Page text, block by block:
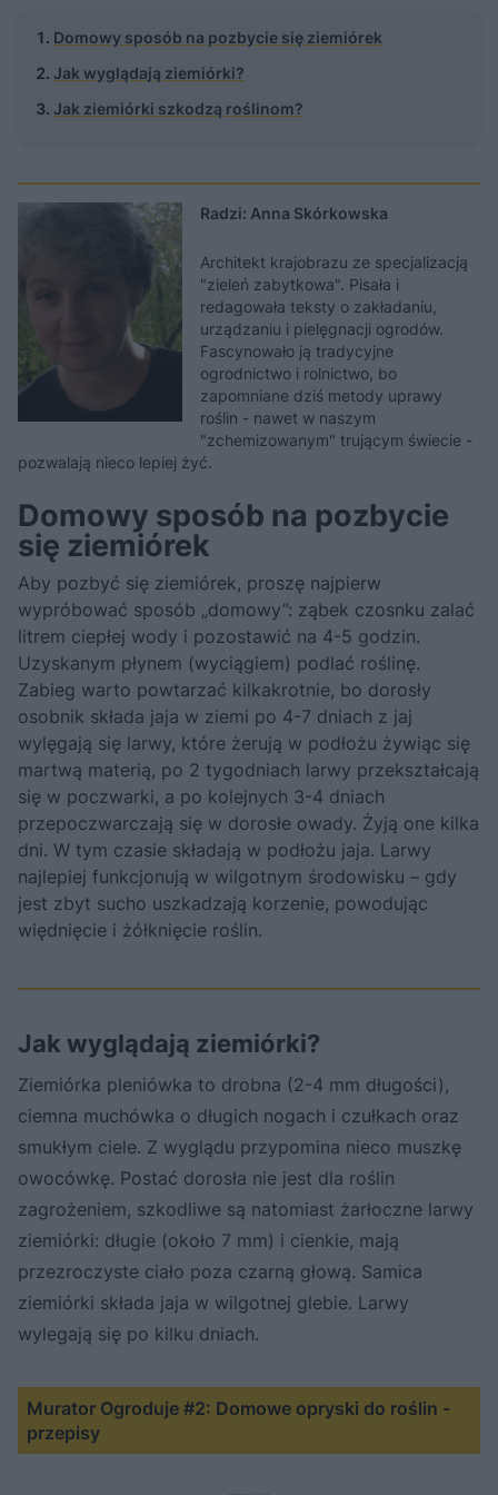
Domowy sposób na pozbycie się ziemiórek
Jak wyglądają ziemiórki?
Jak ziemiórki szkodzą roślinom?
Radzi: Anna Skórkowska
Architekt krajobrazu ze specjalizacją
"zieleń zabytkowa". Pisała i
redagowała teksty o zakładaniu,
urządzaniu i pielęgnacji ogrodów.
Fascynowało ją tradycyjne
ogrodnictwo i rolnictwo, bo
zapomniane dziś metody uprawy
roślin - nawet w naszym
"zchemizowanym" trującym świecie -
pozwalają nieco lepiej żyć.
Domowy sposób na pozbycie
się ziemiórek
Aby pozbyć się ziemiórek, proszę najpierw
wypróbować sposób „domowy”: ząbek czosnku zalać
litrem ciepłej wody i pozostawić na 4-5 godzin.
Uzyskanym płynem (wyciągiem) podlać roślinę.
Zabieg warto powtarzać kilkakrotnie, bo dorosły
osobnik składa jaja w ziemi po 4-7 dniach z jaj
wylęgają się larwy, które żerują w podłożu żywiąc się
martwą materią, po 2 tygodniach larwy przekształcają
się w poczwarki, a po kolejnych 3-4 dniach
przepoczwarczają się w dorosłe owady. Żyją one kilka
dni. W tym czasie składają w podłożu jaja. Larwy
najlepiej funkcjonują w wilgotnym środowisku – gdy
jest zbyt sucho uszkadzają korzenie, powodując
więdnięcie i żółknięcie roślin.
Jak wyglądają ziemiórki?
Ziemiórka pleniówka to drobna (2-4 mm długości),
ciemna muchówka o długich nogach i czułkach oraz
smukłym ciele. Z wyglądu przypomina nieco muszkę
owocówkę. Postać dorosła nie jest dla roślin
zagrożeniem, szkodliwe są natomiast żarłoczne larwy
ziemiórki: długie (około 7 mm) i cienkie, mają
przezroczyste ciało poza czarną głową. Samica
ziemiórki składa jaja w wilgotnej glebie. Larwy
wylegają się po kilku dniach.
Murator Ogroduje #2: Domowe opryski do roślin -
przepisy